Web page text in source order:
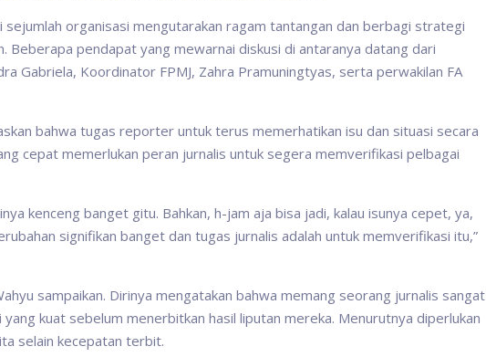
organisasi mengutarakan ragam tantangan dan berbagi strategi
Beberapa pendapat yang mewarnai diskusi di antaranya datang dari
Gabriela, Koordinator FPMJ, Zahra Pramuningtyas, serta perwakilan FA
bahwa tugas reporter untuk terus memerhatikan isu dan situasi secara
cepat memerlukan peran jurnalis untuk segera memverifikasi pelbagai
kenceng banget gitu. Bahkan, h-jam aja bisa jadi, kalau isunya cepet, ya,
signifikan banget dan tugas jurnalis adalah untuk memverifikasi itu,”
sampaikan. Dirinya mengatakan bahwa memang seorang jurnalis sangat
kuat sebelum menerbitkan hasil liputan mereka. Menurutnya diperlukan
selain kecepatan terbit.